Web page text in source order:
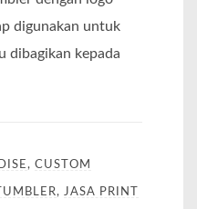
digunakan untuk
dibagikan kepada
, CUSTOM
, JASA PRINT